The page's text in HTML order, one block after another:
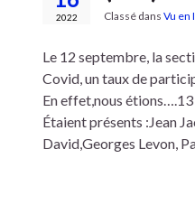
2022 Classé dans Vu en
Le 12 septembre, la
Covid, un taux de
En effet,nous
Étaient présents :Jean
David,Georges Levon,